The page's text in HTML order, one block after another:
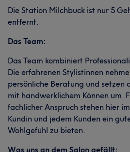
Die Station Milchbuck ist nur 5
entfernt.
Das Team:
Das Team kombiniert
Die erfahrenen Stylistinnen
persönliche Beratung und setzen
mit handwerklichem Können um.
fachlicher Anspruch stehen hier
Kundin und jedem Kunden ein
Wohlgefühl zu bieten.
Was uns an dem Salon gefällt: